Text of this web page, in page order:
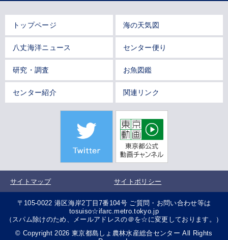
トップページ 海の天気図
八丈海洋ニュース センター便り
研究・調査 お魚図鑑
センター紹介 関連リンク
サイトマップ サイトポリシー
〒105-0022 港区海岸2丁目7番104号 ご質問・お問い合わせ等は
tosuiso☆ifarc.metro.tokyo.jp
（スパム除けのため、メールアドレスの＠を☆に変更しております。）
© Copyright 2026 東京都島しょ農林水産総合センター All Rights